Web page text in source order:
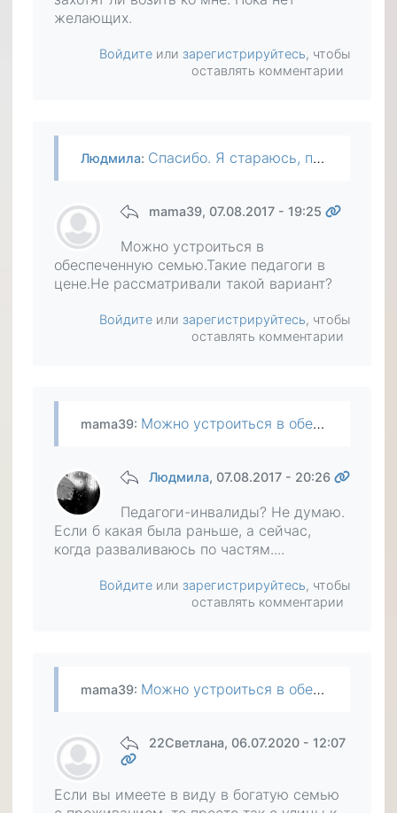
желающих.
Войдите или зарегистрируйтесь, чтобы
оставлять комментарии
Людмила: Спасибо. Я стараюсь, пытаюсь найти подработку на дому по профессии, но здесь тоже непросто. Репетиторов достаточно и таких, кто сам к ребенку, захотят ли возить ко мне. Пока нет желающих.
mama39, 07.08.2017 - 19:25
Можно устроиться в
обеспеченную семью.Такие педагоги в
цене.Не рассматривали такой вариант?
Войдите или зарегистрируйтесь, чтобы
оставлять комментарии
mama39: Можно устроиться в обеспеченную семью.Такие педагоги в цене.Не рассматривали такой вариант?
Людмила, 07.08.2017 - 20:26
Педагоги-инвалиды? Не думаю.
Если б какая была раньше, а сейчас,
когда разваливаюсь по частям....
Войдите или зарегистрируйтесь, чтобы
оставлять комментарии
mama39: Можно устроиться в обеспеченную семью.Такие педагоги в цене.Не рассматривали такой вариант?
22Светлана, 06.07.2020 - 12:07
Если вы имеете в виду в богатую семью